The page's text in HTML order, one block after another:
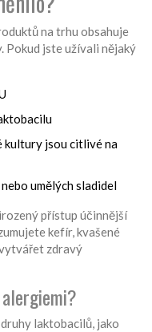
na trhu obsahuje
Pokud jste užívali nějaký
kultury jsou citlivé na
umělých sladidel
přístup účinnější
kefír, kvašené
zdravý
laktobacilů, jako